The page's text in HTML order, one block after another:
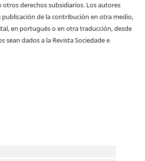
derechos subsidiarios. Los autores
de la contribución en otra medio,
en portugués o en otra traducción, desde
sean dados a la Revista Sociedade e